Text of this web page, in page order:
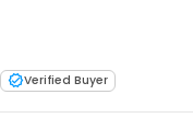
Verified Buyer